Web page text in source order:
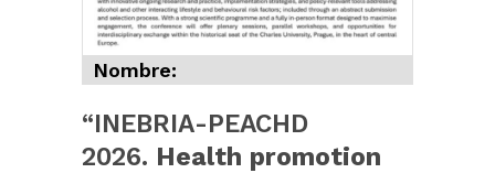
Nombre:
“INEBRIA-PEACHD
2026. Health promotion